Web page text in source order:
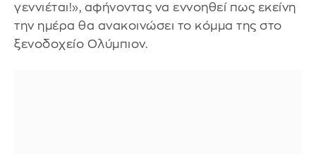
γεννιέται!», αφήνοντας να εννοηθεί πως εκείνη
την ημέρα θα ανακοινώσει το κόμμα της στο
ξενοδοχείο Ολύμπιον.